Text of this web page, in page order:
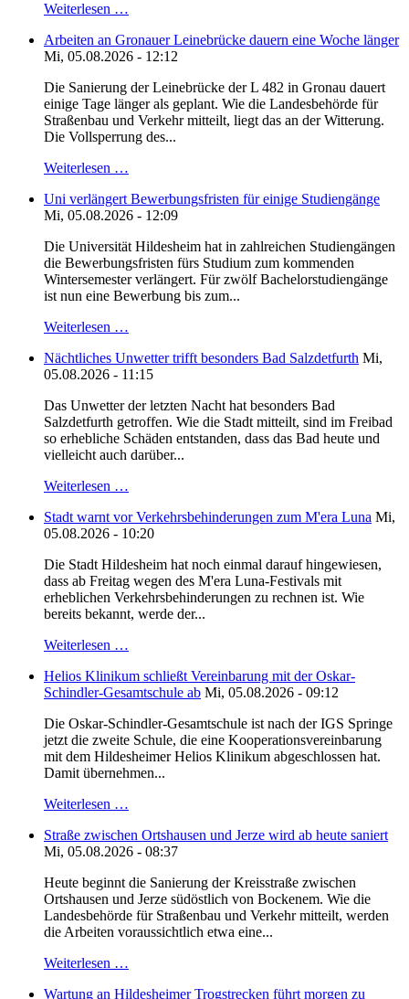
Weiterlesen …
Arbeiten an Gronauer Leinebrücke dauern eine Woche länger
Mi, 05.08.2026 - 12:12
Die Sanierung der Leinebrücke der L 482 in Gronau dauert
einige Tage länger als geplant. Wie die Landesbehörde für
Straßenbau und Verkehr mitteilt, liegt das an der Witterung.
Die Vollsperrung des...
Weiterlesen …
Uni verlängert Bewerbungsfristen für einige Studiengänge
Mi, 05.08.2026 - 12:09
Die Universität Hildesheim hat in zahlreichen Studiengängen
die Bewerbungsfristen fürs Studium zum kommenden
Wintersemester verlängert. Für zwölf Bachelorstudiengänge
ist nun eine Bewerbung bis zum...
Weiterlesen …
Nächtliches Unwetter trifft besonders Bad Salzdetfurth Mi,
05.08.2026 - 11:15
Das Unwetter der letzten Nacht hat besonders Bad
Salzdetfurth getroffen. Wie die Stadt mitteilt, sind im Freibad
so erhebliche Schäden entstanden, dass das Bad heute und
vielleicht auch darüber...
Weiterlesen …
Stadt warnt vor Verkehrsbehinderungen zum M'era Luna Mi,
05.08.2026 - 10:20
Die Stadt Hildesheim hat noch einmal darauf hingewiesen,
dass ab Freitag wegen des M'era Luna-Festivals mit
erheblichen Verkehrsbehinderungen zu rechnen ist. Wie
bereits bekannt, werde der...
Weiterlesen …
Helios Klinikum schließt Vereinbarung mit der Oskar-
Schindler-Gesamtschule ab Mi, 05.08.2026 - 09:12
Die Oskar-Schindler-Gesamtschule ist nach der IGS Springe
jetzt die zweite Schule, die eine Kooperationsvereinbarung
mit dem Hildesheimer Helios Klinikum abgeschlossen hat.
Damit übernehmen...
Weiterlesen …
Straße zwischen Ortshausen und Jerze wird ab heute saniert
Mi, 05.08.2026 - 08:37
Heute beginnt die Sanierung der Kreisstraße zwischen
Ortshausen und Jerze südöstlich von Bockenem. Wie die
Landesbehörde für Straßenbau und Verkehr mitteilt, werden
die Arbeiten voraussichtlich etwa eine...
Weiterlesen …
Wartung an Hildesheimer Trogstrecken führt morgen zu